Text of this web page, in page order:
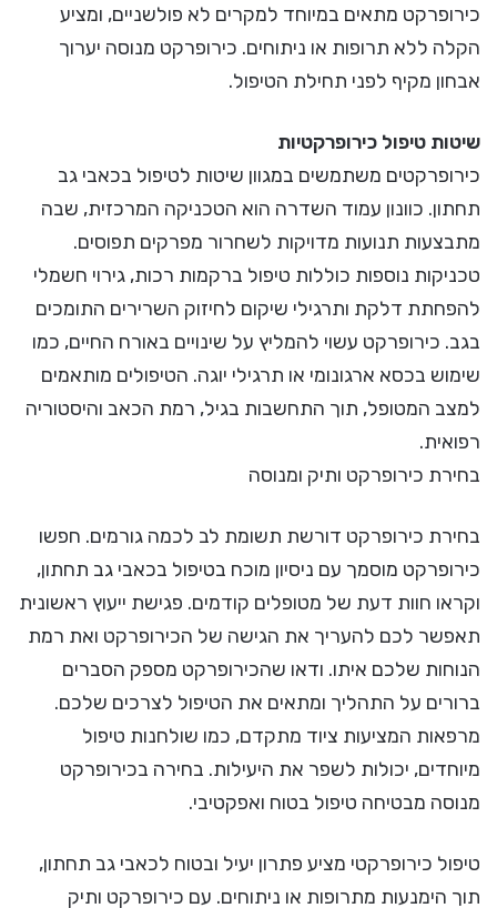
כירופרקט מתאים במיוחד למקרים לא פולשניים, ומציע
הקלה ללא תרופות או ניתוחים. כירופרקט מנוסה יערוך
אבחון מקיף לפני תחילת הטיפול.
שיטות טיפול כירופרקטיות
כירופרקטים משתמשים במגוון שיטות לטיפול בכאבי גב
תחתון. כוונון עמוד השדרה הוא הטכניקה המרכזית, שבה
מתבצעות תנועות מדויקות לשחרור מפרקים תפוסים.
טכניקות נוספות כוללות טיפול ברקמות רכות, גירוי חשמלי
להפחתת דלקת ותרגילי שיקום לחיזוק השרירים התומכים
בגב. כירופרקט עשוי להמליץ על שינויים באורח החיים, כמו
שימוש בכסא ארגונומי או תרגילי יוגה. הטיפולים מותאמים
למצב המטופל, תוך התחשבות בגיל, רמת הכאב והיסטוריה
רפואית.
בחירת כירופרקט ותיק ומנוסה
בחירת כירופרקט דורשת תשומת לב לכמה גורמים. חפשו
כירופרקט מוסמך עם ניסיון מוכח בטיפול בכאבי גב תחתון,
וקראו חוות דעת של מטופלים קודמים. פגישת ייעוץ ראשונית
תאפשר לכם להעריך את הגישה של הכירופרקט ואת רמת
הנוחות שלכם איתו. ודאו שהכירופרקט מספק הסברים
ברורים על התהליך ומתאים את הטיפול לצרכים שלכם.
מרפאות המציעות ציוד מתקדם, כמו שולחנות טיפול
מיוחדים, יכולות לשפר את היעילות. בחירה בכירופרקט
מנוסה מבטיחה טיפול בטוח ואפקטיבי.
טיפול כירופרקטי מציע פתרון יעיל ובטוח לכאבי גב תחתון,
תוך הימנעות מתרופות או ניתוחים. עם כירופרקט ותיק